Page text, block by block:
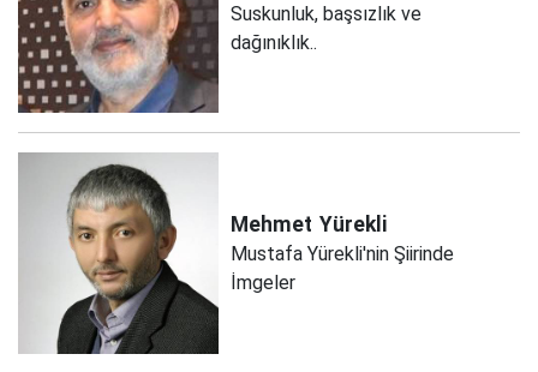
Suskunluk, başsızlık ve
dağınıklık..
Mehmet Yürekli
Mustafa Yürekli'nin Şiirinde
İmgeler